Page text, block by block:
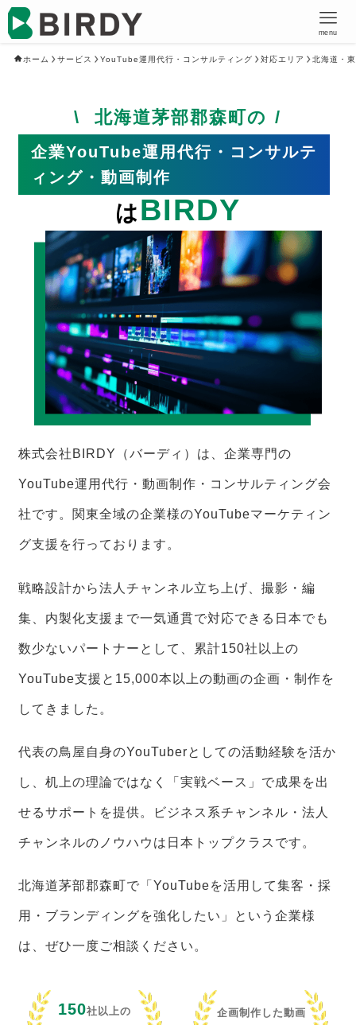
menu
ホーム サービス YouTube運用代行・コンサルティング 対応エリア 北海道・
北海道茅部郡森町の
企業YouTube運用代行・コンサルテ
ィング・動画制作
はBIRDY
株式会社BIRDY（バーディ）は、企業専門の
YouTube運用代行・動画制作・コンサルティング会
社です。関東全域の企業様のYouTubeマーケティン
グ支援を行っております。
戦略設計から法人チャンネル立ち上げ、撮影・編
集、内製化支援まで一気通貫で対応できる日本でも
数少ないパートナーとして、累計150社以上の
YouTube支援と15,000本以上の動画の企画・制作を
してきました。
代表の鳥屋自身のYouTuberとしての活動経験を活か
し、机上の理論ではなく「実戦ベース」で成果を出
せるサポートを提供。ビジネス系チャンネル・法人
チャンネルのノウハウは日本トップクラスです。
北海道茅部郡森町で「YouTubeを活用して集客・採
用・ブランディングを強化したい」という企業様
は、ぜひ一度ご相談ください。
150社以上の
企画制作した動画